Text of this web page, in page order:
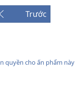
Trước
quyền cho ấn phẩm này